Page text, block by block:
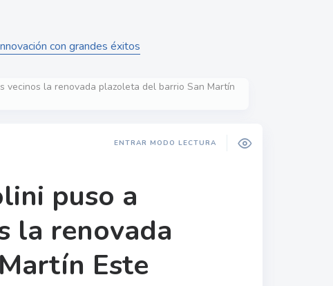
con grandes éxitos
vecinos la renovada plazoleta del barrio San Martín
ENTRAR MODO LECTURA
puso a
la renovada
Este